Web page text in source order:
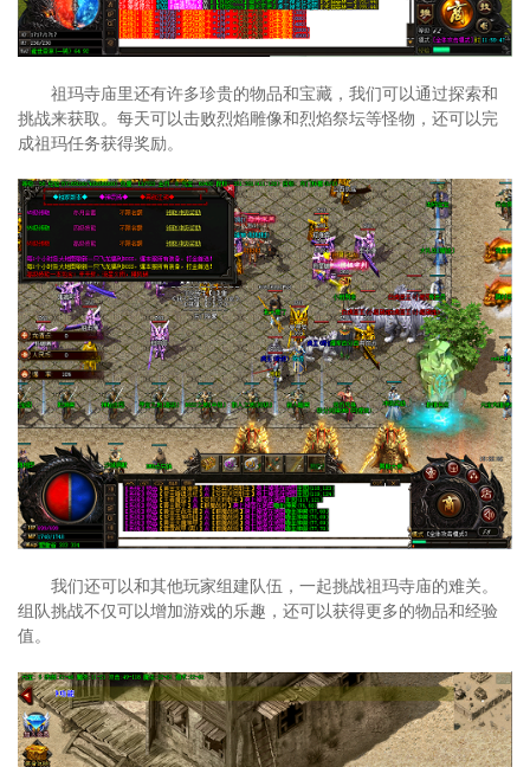
祖玛寺庙里还有许多珍贵的物品和宝藏，我们可以通过探索和
挑战来获取。每天可以击败烈焰雕像和烈焰祭坛等怪物，还可以完
成祖玛任务获得奖励。
我们还可以和其他玩家组建队伍，一起挑战祖玛寺庙的难关。
组队挑战不仅可以增加游戏的乐趣，还可以获得更多的物品和经验
值。